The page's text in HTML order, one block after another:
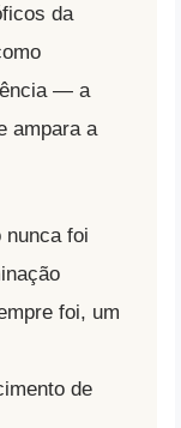
da
— a
ampara a
nunca foi
foi, um
de